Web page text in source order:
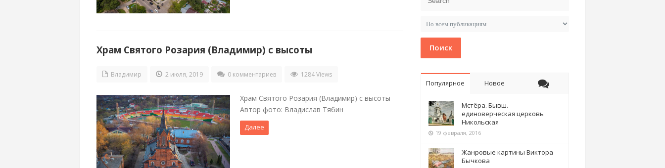
Храм Святого Розария (Владимир) с высоты
Владимир 2 июля, 2019 0 комментариев 1284 Views
Храм Святого Розария (Владимир) с высоты
Автор фото: Владислав Тябин
Далее
Поиск
Популярное Новое
Мстёра. Бывш.
единоверческая церковь
Никольская
19 февраля, 2016
Жанровые картины Виктора
Бычкова